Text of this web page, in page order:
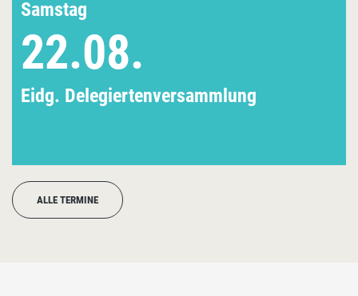
Samstag
22.08.
Eidg. Delegiertenversammlung
ALLE TERMINE